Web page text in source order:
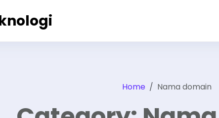
Home Nama domain